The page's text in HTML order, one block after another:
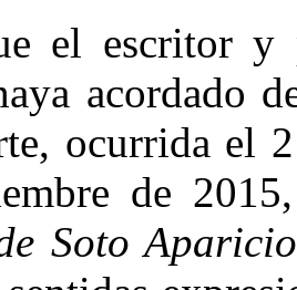
el escritor y
acordado
ocurrida el
de
Soto